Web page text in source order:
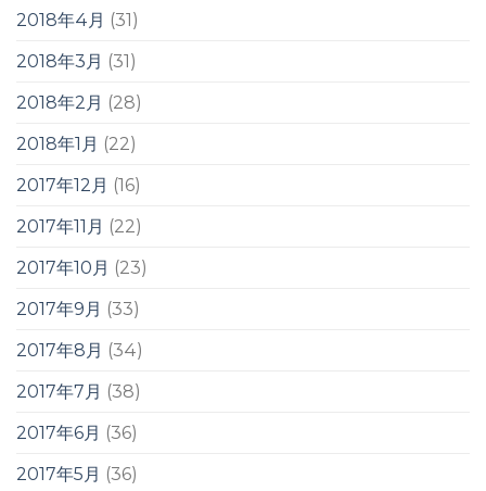
2018年4月 (31)
2018年3月 (31)
2018年2月 (28)
2018年1月 (22)
2017年12月 (16)
2017年11月 (22)
2017年10月 (23)
2017年9月 (33)
2017年8月 (34)
2017年7月 (38)
2017年6月 (36)
2017年5月 (36)